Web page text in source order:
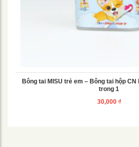
Bông tai MISU trẻ em – Bông tai hộp
trong 1
30,000 ₫